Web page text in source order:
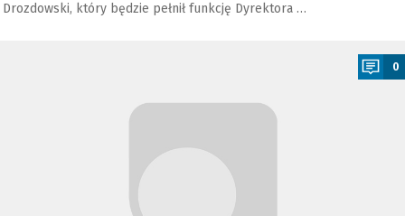
Drozdowski, który będzie pełnił funkcję Dyrektora …
0